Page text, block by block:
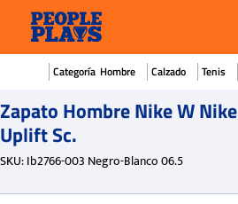
Hombre Calzado Tenis
Zapato Hombre Nike W Nike
Uplift Sc.
SKU:Ib2766-003 Negro-Blanco 06.5